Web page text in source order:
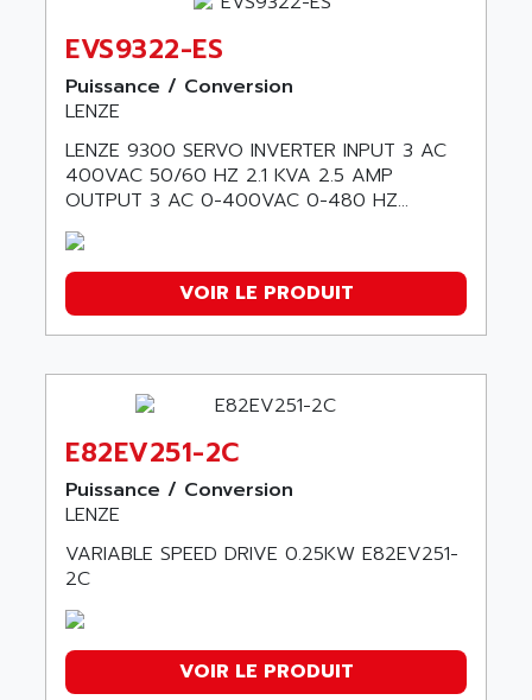
Informatique
Outillage
Robot
NA
9220 SERIE
8400 STATELINE
9400 SERIES
9300 SERVO
9220
8100A
SERVO DRIVES 9400
8400 SERIES
DRIVE PLC
MCA
EVD
SIMPLATRON
EVS9322-ES
Puissance / Conversion
LENZE
LENZE 9300 SERVO INVERTER INPUT 3 AC
400VAC 50/60 HZ 2.1 KVA 2.5 AMP
OUTPUT 3 AC 0-400VAC 0-480 HZ...
VOIR LE PRODUIT
E82EV251-2C
Puissance / Conversion
LENZE
VARIABLE SPEED DRIVE 0.25KW E82EV251-
2C
VOIR LE PRODUIT